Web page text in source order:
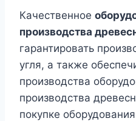
Качественное
производства
гарантировать
угля, а также
производства
производства
покупке